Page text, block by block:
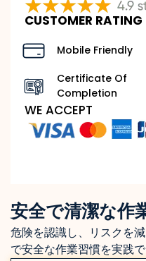
安全で清潔な作
危険を認識し、リスクを
で安全な作業習慣を実践
CUSTOMER RATING
Mobile Friendly
Certificate Of
Completion
WE ACCEPT